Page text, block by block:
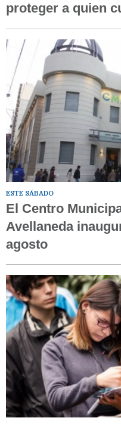
proteger a quien
ESTE SÁBADO
El Centro
Avellaneda
agosto